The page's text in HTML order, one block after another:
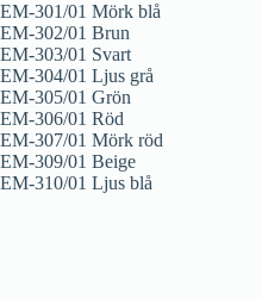
EM-301/01 Mörk blå
EM-302/01 Brun
EM-303/01 Svart
EM-304/01 Ljus grå
EM-305/01 Grön
EM-306/01 Röd
EM-307/01 Mörk röd
EM-309/01 Beige
EM-310/01 Ljus blå